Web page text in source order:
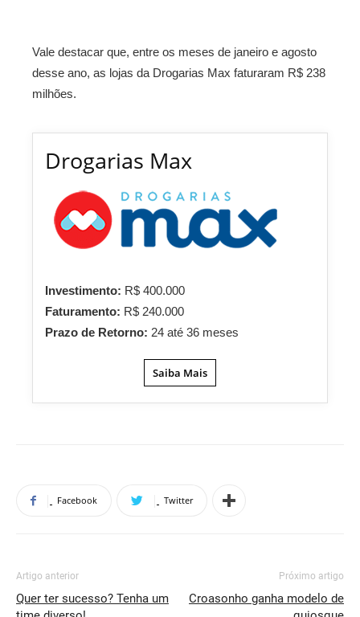
Vale destacar que, entre os meses de janeiro e agosto
desse ano, as lojas da Drogarias Max faturaram R$ 238
milhões.
Drogarias Max
Investimento: R$ 400.000
Faturamento: R$ 240.000
Prazo de Retorno: 24 até 36 meses
Saiba Mais
Facebook Twitter
Artigo anterior
Quer ter sucesso? Tenha um
Próximo artigo
Croasonho ganha modelo de